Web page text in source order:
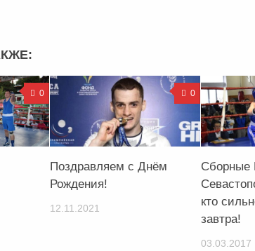
0 0
Поздравляем с Днём
Рождения!
12.11.2021
Сборные
кто
завтра!
03.03.2017